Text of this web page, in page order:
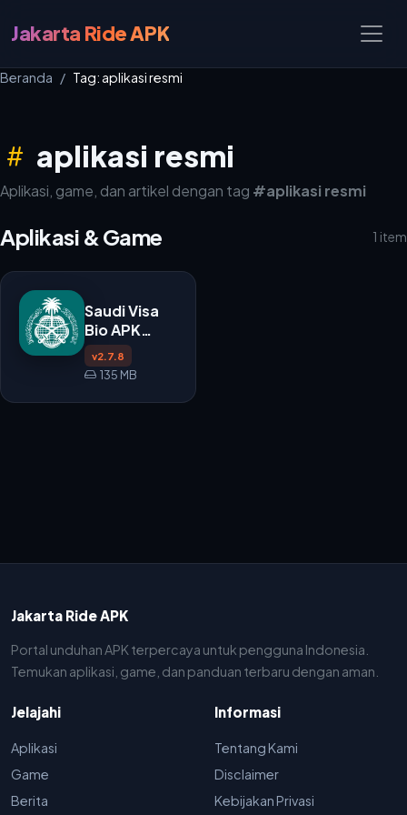
Jakarta Ride APK
Beranda Tag: aplikasi resmi
aplikasi resmi
Aplikasi, game, dan artikel dengan tag #aplikasi resmi
Aplikasi & Game 1 item
Saudi Visa
Bio APK
v2.7.8
v2.7.8
135 MB
Jakarta Ride APK
Portal unduhan APK terpercaya untuk pengguna Indonesia.
Temukan aplikasi, game, dan panduan terbaru dengan aman.
Jelajahi
Aplikasi
Game
Berita
Informasi
Tentang Kami
Disclaimer
Kebijakan Privasi